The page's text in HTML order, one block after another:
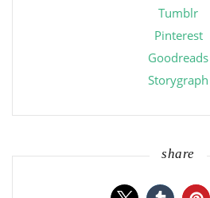
Tumblr
Pinterest
Goodreads
Storygraph
share